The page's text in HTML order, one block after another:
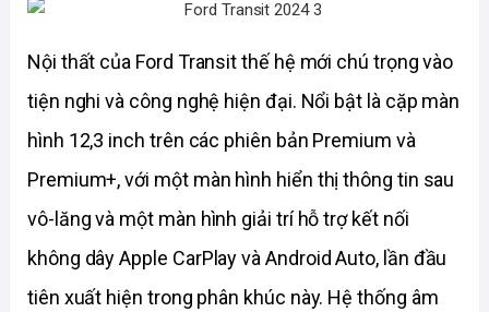
Nội thất của Ford Transit thế hệ mới chú trọng vào
tiện nghi và công nghệ hiện đại. Nổi bật là cặp màn
hình 12,3 inch trên các phiên bản Premium và
Premium+, với một màn hình hiển thị thông tin sau
vô-lăng và một màn hình giải trí hỗ trợ kết nối
không dây Apple CarPlay và Android Auto, lần đầu
tiên xuất hiện trong phân khúc này. Hệ thống âm